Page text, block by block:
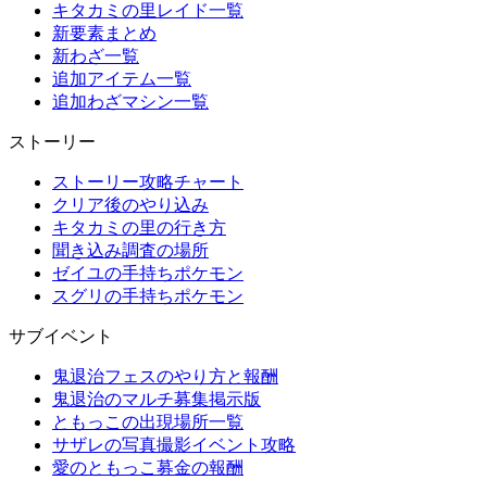
キタカミの里レイド一覧
新要素まとめ
新わざ一覧
追加アイテム一覧
追加わざマシン一覧
ストーリー
ストーリー攻略チャート
クリア後のやり込み
キタカミの里の行き方
聞き込み調査の場所
ゼイユの手持ちポケモン
スグリの手持ちポケモン
サブイベント
鬼退治フェスのやり方と報酬
鬼退治のマルチ募集掲示版
ともっこの出現場所一覧
サザレの写真撮影イベント攻略
愛のともっこ募金の報酬